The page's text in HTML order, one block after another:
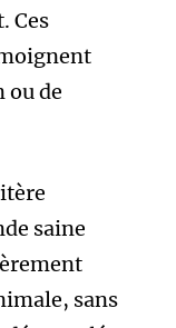
Ces
ou de
saine
sans